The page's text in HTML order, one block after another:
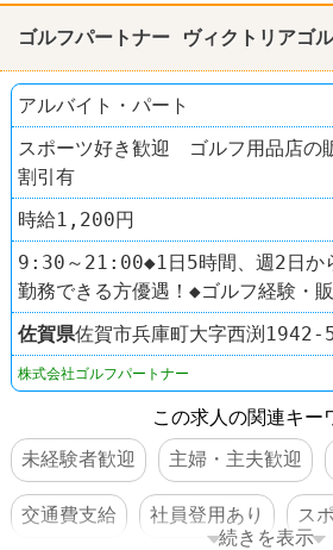
ゴルフパートナー ヴィクトリアゴ
アルバイト・パート
スポーツ好き歓迎 ゴルフ用品店
割引有
時給1,200円
9:30～21:00◆1日5時間、週2日か
勤務できる方優遇！◆ゴルフ経験・
佐賀県佐賀市兵庫町大字西渕1942-
株式会社ゴルフパートナー
この求人の関連キー
未経験者歓迎
主婦・主夫歓迎
交通費支給 社員登用あり ス
続きを表示